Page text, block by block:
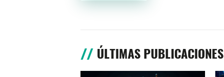
ÚLTIMAS PUBLICACIONES